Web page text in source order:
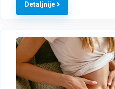
Detaljnije